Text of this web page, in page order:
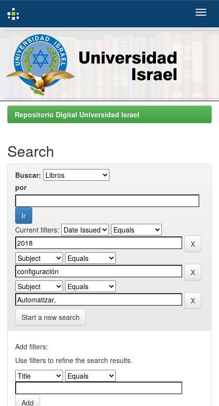
Skip
navigationRepositorio Digital Universidad Israel
Search
Buscar:
por
Current filters:
Start a new search
Add filters:
Use filters to refine the search results.